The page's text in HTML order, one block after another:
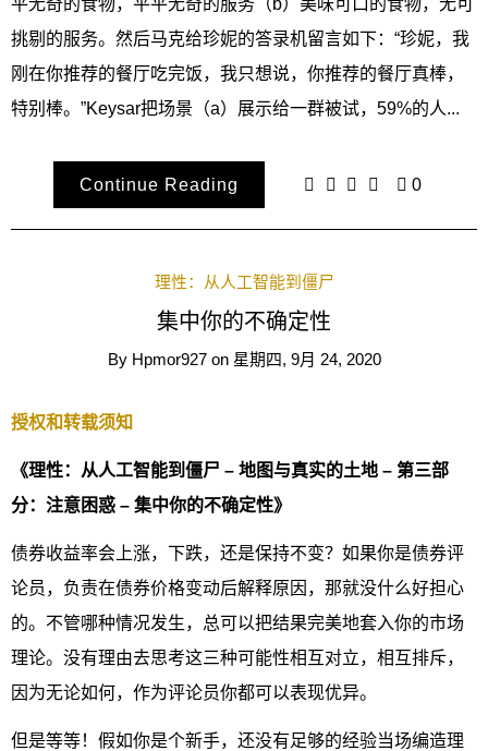
挑剔的服务。然后马克给珍妮的答录机留言如下：“珍妮，我
刚在你推荐的餐厅吃完饭，我只想说，你推荐的餐厅真棒，
特别棒。”Keysar把场景（a）展示给一群被试，59%的人...
Continue Reading 0
理性：从人工智能到僵尸
集中你的不确定性
By Hpmor927 on 星期四, 9月 24, 2020
授权和转载须知
《理性：从人工智能到僵尸 – 地图与真实的土地 – 第三部
分：注意困惑 – 集中你的不确定性》
债券收益率会上涨，下跌，还是保持不变？如果你是债券评
论员，负责在债券价格变动后解释原因，那就没什么好担心
的。不管哪种情况发生，总可以把结果完美地套入你的市场
理论。没有理由去思考这三种可能性相互对立，相互排斥，
因为无论如何，作为评论员你都可以表现优异。
但是等等！假如你是个新手，还没有足够的经验当场编造理